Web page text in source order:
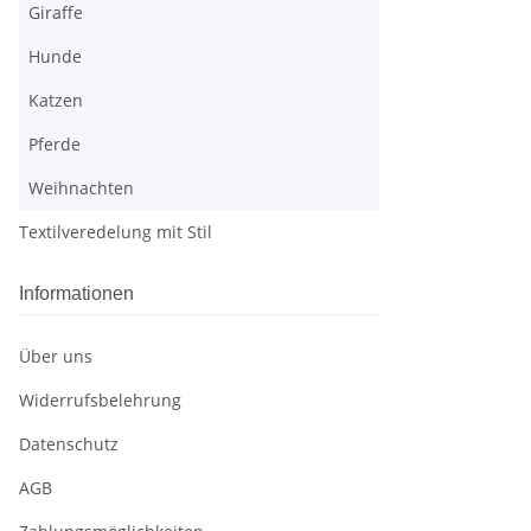
Giraffe
Hunde
Katzen
Pferde
Weihnachten
Textilveredelung mit Stil
Informationen
Über uns
Widerrufsbelehrung
Datenschutz
AGB